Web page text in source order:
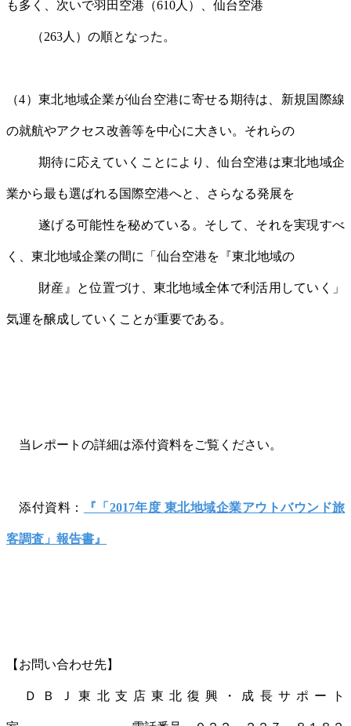
も多く、次いで羽田空港（610人）、仙台空港
（263人）の順となった。
（4）東北地域企業が仙台空港に寄せる期待は、新規国際線
の就航やアクセス改善等を中心に大きい。それらの
期待に応えていくことにより、仙台空港は東北地域企
業から最も選ばれる国際空港へと、さらなる発展を
遂げる可能性を秘めている。そして、それを実現すべ
く、東北地域企業の間に「仙台空港を『東北地域の
財産』と位置づけ、東北地域全体で利活用していく」
気運を醸成していくことが重要である。
当レポートの詳細は添付資料をご覧ください。
添付資料： 『「2017年度 東北地域企業アウトバウンド旅
客調査」報告書』
【お問い合わせ先】
ＤＢＪ東北支店東北復興・成長サポート